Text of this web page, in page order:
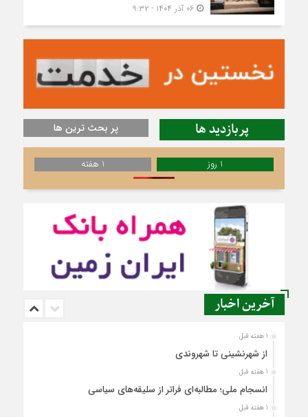
۰۶ آذر ۱۴۰۴ - ۹:۳۲
پربازدید ها پر بحث ترین ها
1 روز 1 هفته
آخرین اخبار
1 هفته قبل
از شهرنشینی تا شهروندی
1 هفته قبل
انسجام ملی؛ مطالبه‌ای فراتر از سلیقه‌های سیاسی
1 هفته قبل